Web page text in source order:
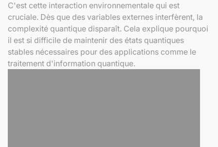
C'est cette interaction environnementale qui est
cruciale. Dès que des variables externes interfèrent, la
complexité quantique disparaît. Cela explique pourquoi
il est si difficile de maintenir des états quantiques
stables nécessaires pour des applications comme le
traitement d'information quantique.